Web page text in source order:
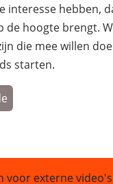
interesse hebben,
de hoogte brengt.
die mee willen
starten.
voor externe